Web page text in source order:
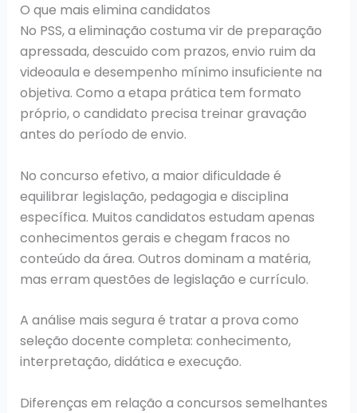
O que mais elimina candidatos
No PSS, a eliminação costuma vir de preparação
apressada, descuido com prazos, envio ruim da
videoaula e desempenho mínimo insuficiente na
objetiva. Como a etapa prática tem formato
próprio, o candidato precisa treinar gravação
antes do período de envio.
No concurso efetivo, a maior dificuldade é
equilibrar legislação, pedagogia e disciplina
específica. Muitos candidatos estudam apenas
conhecimentos gerais e chegam fracos no
conteúdo da área. Outros dominam a matéria,
mas erram questões de legislação e currículo.
A análise mais segura é tratar a prova como
seleção docente completa: conhecimento,
interpretação, didática e execução.
Diferenças em relação a concursos semelhantes